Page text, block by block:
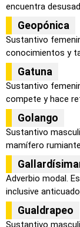
encuentra
Geopónica
Sustantivo
conocimientos y
Gatuna
Sustantivo
compete y hace
Golango
Sustantivo
mamífero
Adverbio modal.
inclusive
Gualdrapeo
Sustantivo